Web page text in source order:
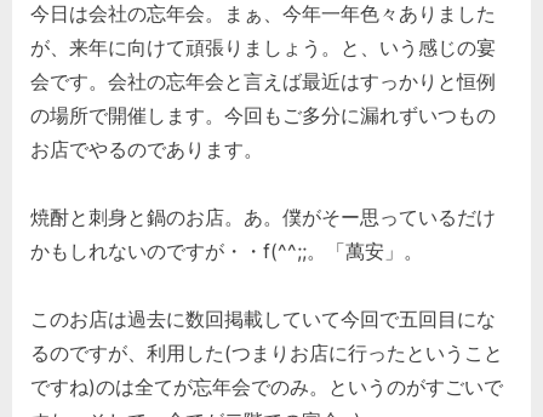
萬
安。
へ
の
今日は会社の忘年会。まぁ、今年一年色々ありました
が、来年に向けて頑張りましょう。と、いう感じの宴
会です。会社の忘年会と言えば最近はすっかりと恒例
の場所で開催します。今回もご多分に漏れずいつもの
お店でやるのであります。
焼酎と刺身と鍋のお店。あ。僕がそー思っているだけ
かもしれないのですが・・f(^^;;。「萬安」。
このお店は過去に数回掲載していて今回で五回目にな
るのですが、利用した(つまりお店に行ったということ
ですね)のは全てが忘年会でのみ。というのがすごいで